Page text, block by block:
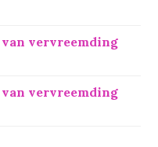
van vervreemding
van vervreemding